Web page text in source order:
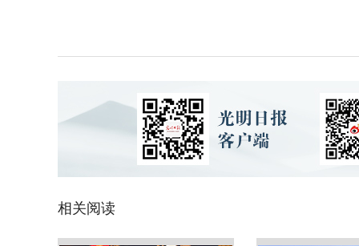
相关阅读